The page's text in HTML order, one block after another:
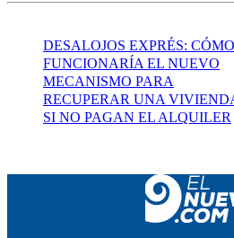
DESALOJOS EXPRÉS: CÓMO
FUNCIONARÍA EL NUEVO
MECANISMO PARA
RECUPERAR UNA
SI NO PAGAN EL ALQUILER